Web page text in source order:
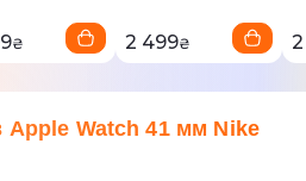
₴ 2 499₴
Watch 41 мм Nike